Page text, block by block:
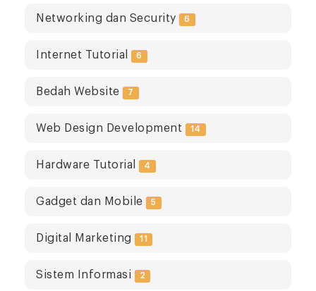
Networking dan Security 6
Internet Tutorial 6
Bedah Website 7
Web Design Development 14
Hardware Tutorial 4
Gadget dan Mobile 5
Digital Marketing 11
Sistem Informasi 2